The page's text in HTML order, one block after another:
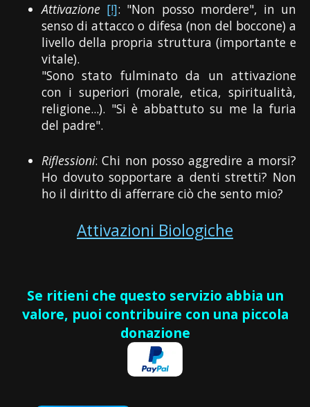
Attivazione [!]: "Non posso mordere", in un
senso di attacco o difesa (non del boccone) a
livello della propria struttura (importante e
vitale).
"Sono stato fulminato da un attivazione
con i superiori (morale, etica, spiritualità,
religione...). "Si è abbattuto su me la furia
del padre".
Riflessioni: Chi non posso aggredire a morsi?
Ho dovuto sopportare a denti stretti? Non
ho il diritto di afferrare ciò che sento mio?
Attivazioni Biologiche
Se ritieni che questo servizio abbia un
valore, puoi contribuire con una piccola
donazione